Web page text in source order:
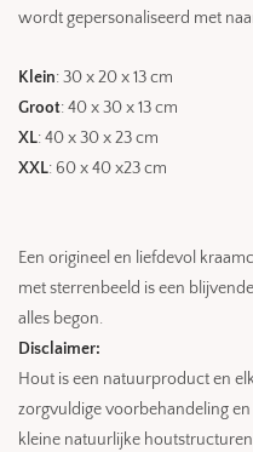
wordt gepersonaliseerd met
Klein: 30 x 20 x 13 cm
Groot: 40 x 30 x 13 cm
XL: 40 x 30 x 23 cm
XXL: 60 x 40 x23 cm
Een origineel en liefdevol
met sterrenbeeld is een
alles begon.
Disclaimer:
Hout is een natuurproduct en
zorgvuldige voorbehandeling
kleine natuurlijke